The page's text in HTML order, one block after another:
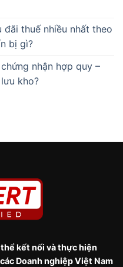
thuế nhiều nhất theo
bị gì?
nhận hợp quy –
kho?
thể kết nối và thực hiện
Doanh nghiệp Việt Nam